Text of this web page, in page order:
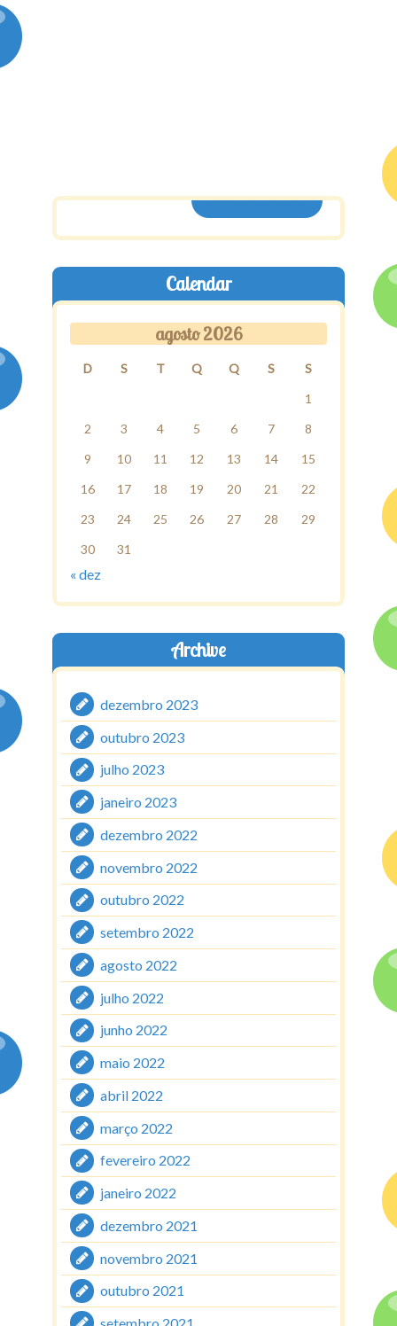
ASSINE AQUI
Calendar
agosto 2026
D S T Q Q S
S
1
2
3 4 5 6 7
8
9
10 11 12 13 14
15
16
17 18 19 20 21
22
23
24 25 26 27 28
29
30
31
« dez
Archive
dezembro 2023
outubro 2023
julho 2023
janeiro 2023
dezembro 2022
novembro 2022
outubro 2022
setembro 2022
agosto 2022
julho 2022
junho 2022
maio 2022
abril 2022
março 2022
fevereiro 2022
janeiro 2022
dezembro 2021
novembro 2021
outubro 2021